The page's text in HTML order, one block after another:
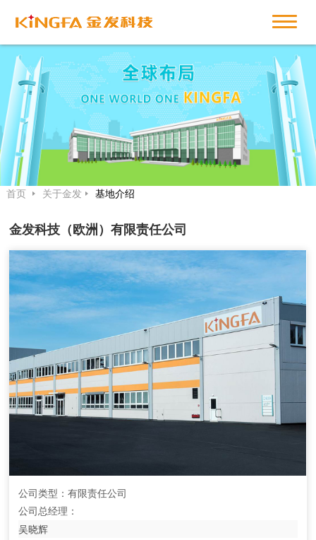
首页 关于金发 基地介绍
金发科技（欧洲）有限责任公司
公司类型：有限责任公司
公司总经理：
吴晓辉